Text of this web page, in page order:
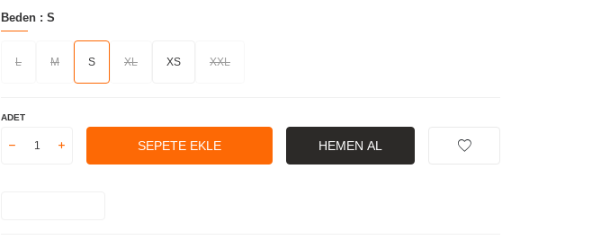
Beden : S
L M S XL XS XXL
ADET
SEPETE EKLE HEMEN AL